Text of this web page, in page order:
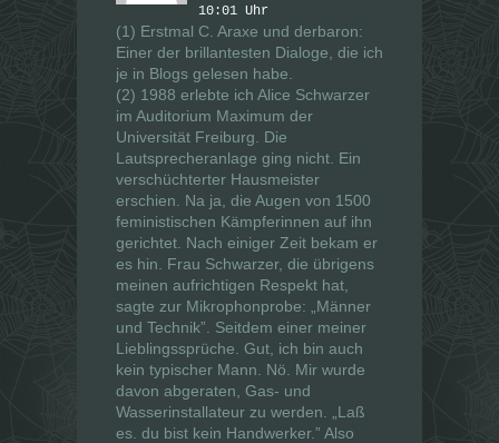
10:01 Uhr
(1) Erstmal C. Araxe und derbaron:
Einer der brillantesten Dialoge, die ich
je in Blogs gelesen habe.
(2) 1988 erlebte ich Alice Schwarzer
im Auditorium Maximum der
Universität Freiburg. Die
Lautsprecheranlage ging nicht. Ein
verschüchterter Hausmeister
erschien. Na ja, die Augen von 1500
feministischen Kämpferinnen auf ihn
gerichtet. Nach einiger Zeit bekam er
es hin. Frau Schwarzer, die übrigens
meinen aufrichtigen Respekt hat,
sagte zur Mikrophonprobe: „Männer
und Technik”. Seitdem einer meiner
Lieblingssprüche. Gut, ich bin auch
kein typischer Mann. Nö. Mir wurde
davon abgeraten, Gas- und
Wasserinstallateur zu werden. „Laß
es. du bist kein Handwerker.” Also